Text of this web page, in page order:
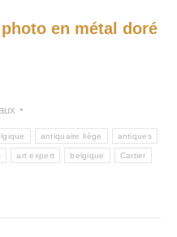
en métal doré
antiquaire liège antiques
art expert belgique Cartier